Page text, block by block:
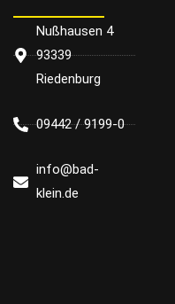
Nußhausen 4
93339
Riedenburg
09442 / 9199-0
info@bad-
klein.de